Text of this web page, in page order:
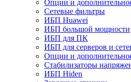
Опции и
Сетевые фильтры
ИБП Huawei
ИБП большой мощности
ИБП для ПК
ИБП для серверов и
Опции и
Стабилизаторы
ИБП Hiden